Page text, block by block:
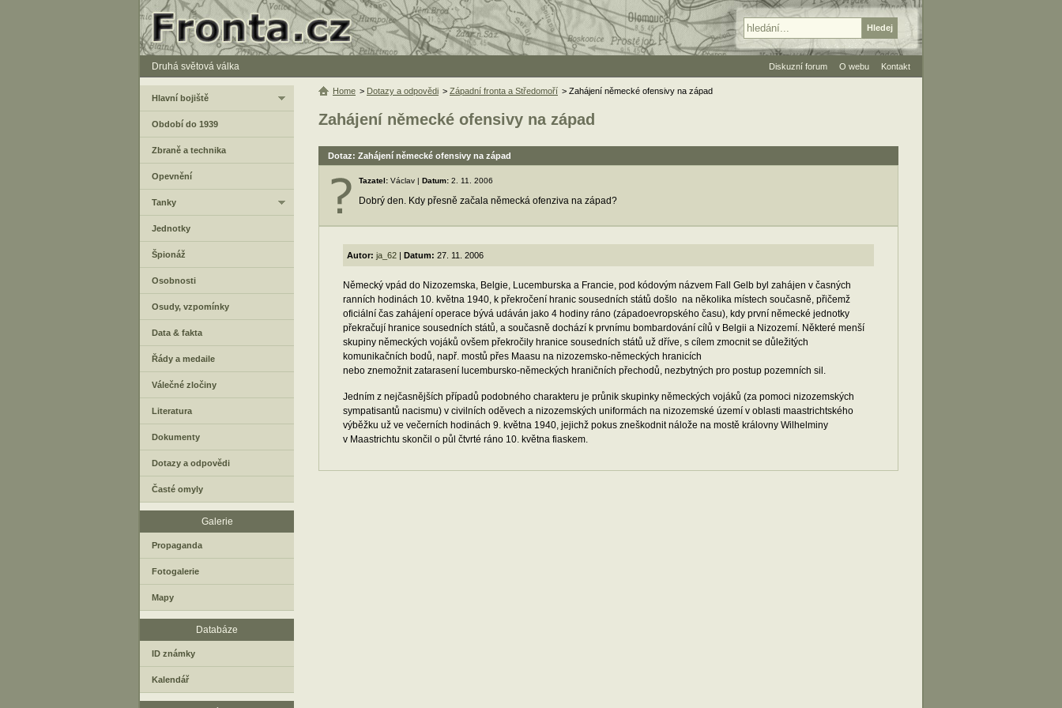
Druhá světová válka
Zahájení německé ofensivy na západ
Dotaz: Zahájení německé ofensivy na západ
Tazatel: Václav | Datum: 2. 11. 2006
Dobrý den. Kdy přesně začala německá ofenziva na západ?
Autor: ja_62 | Datum: 27. 11. 2006
Německý vpád do Nizozemska, Belgie, Lucemburska a Francie, pod kódovým názvem Fall Gelb byl zahájen v časných
ranních hodinách 10. května 1940, k překročení hranic sousedních států došlo na několika místech současně, přičemž
oficiální čas zahájení operace bývá udáván jako 4 hodiny ráno (západoevropského času), kdy první německé jednotky
překračují hranice sousedních států, a současně dochází k prvnímu bombardování cílů v Belgii a Nizozemí. Některé menší
skupiny německých vojáků ovšem překročily hranice sousedních států už dříve, s cílem zmocnit se důležitých
komunikačních bodů, např. mostů přes Maasu na nizozemsko-německých hranicích
nebo znemožnit zatarasení lucembursko-německých hraničních přechodů, nezbytných pro postup pozemních sil.
Jedním z nejčasnějších případů podobného charakteru je průnik skupinky německých vojáků (za pomoci nizozemských
sympatisantů nacismu) v civilních oděvech a nizozemských uniformách na nizozemské území v oblasti maastrichtského
výběžku už ve večerních hodinách 9. května 1940, jejichž pokus zneškodnit nálože na mostě královny Wilhelminy
v Maastrichtu skončil o půl čtvrté ráno 10. května fiaskem.
Home > Dotazy a odpovědi > Západní fronta a Středomoří > Zahájení německé ofensivy na západ
Hlavní bojiště
Období do 1939
Zbraně a technika
Opevnění
Tanky
Jednotky
Špionáž
Osobnosti
Osudy, vzpomínky
Data & fakta
Řády a medaile
Válečné zločiny
Literatura
Dokumenty
Dotazy a odpovědi
Časté omyly
Galerie
Propaganda
Fotogalerie
Mapy
Databáze
ID známky
Kalendář
Diskuzní forum O webu Kontakt